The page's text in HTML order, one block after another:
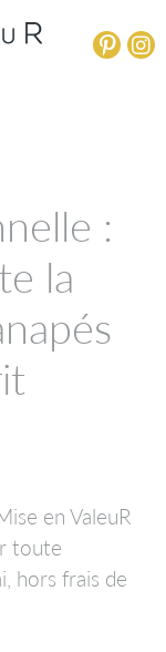
:
la
en ValeuR
toute
hors frais de